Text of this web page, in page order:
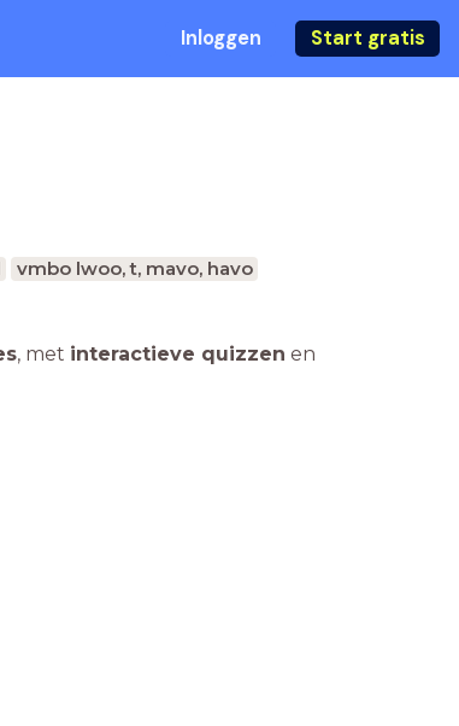
Inloggen Start gratis
vmbo lwoo, t, mavo, havo
, met interactieve quizzen en